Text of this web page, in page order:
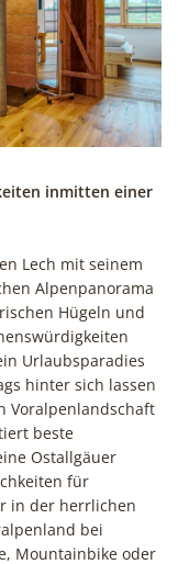
inmitten einer
Lech mit seinem
Alpenpanorama
Hügeln und
Urlaubsparadies
hinter sich lassen
Voralpenlandschaft
beste
Ostallgäuer
für
in der herrlichen
bei
Mountainbike oder